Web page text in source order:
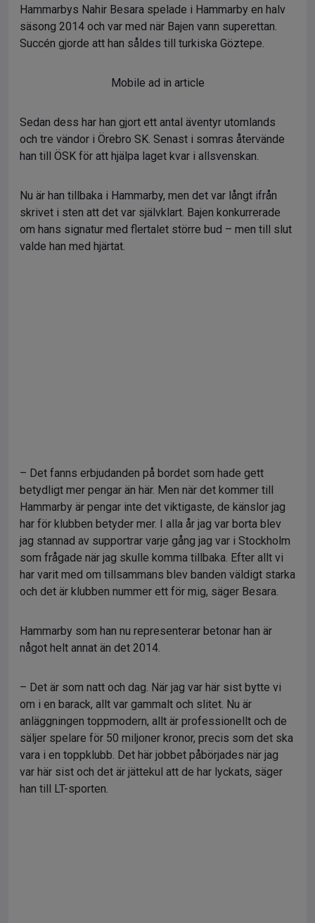
Hammarbys Nahir Besara spelade i Hammarby en halv
säsong 2014 och var med när Bajen vann superettan.
Succén gjorde att han såldes till turkiska Göztepe.
Mobile ad in article
Sedan dess har han gjort ett antal äventyr utomlands
och tre vändor i Örebro SK. Senast i somras återvände
han till ÖSK för att hjälpa laget kvar i allsvenskan.
Nu är han tillbaka i Hammarby, men det var långt ifrån
skrivet i sten att det var självklart. Bajen konkurrerade
om hans signatur med flertalet större bud – men till slut
valde han med hjärtat.
– Det fanns erbjudanden på bordet som hade gett
betydligt mer pengar än här. Men när det kommer till
Hammarby är pengar inte det viktigaste, de känslor jag
har för klubben betyder mer. I alla år jag var borta blev
jag stannad av supportrar varje gång jag var i Stockholm
som frågade när jag skulle komma tillbaka. Efter allt vi
har varit med om tillsammans blev banden väldigt starka
och det är klubben nummer ett för mig, säger Besara.
Hammarby som han nu representerar betonar han är
något helt annat än det 2014.
– Det är som natt och dag. När jag var här sist bytte vi
om i en barack, allt var gammalt och slitet. Nu är
anläggningen toppmodern, allt är professionellt och de
säljer spelare för 50 miljoner kronor, precis som det ska
vara i en toppklubb. Det här jobbet påbörjades när jag
var här sist och det är jättekul att de har lyckats, säger
han till LT-sporten.